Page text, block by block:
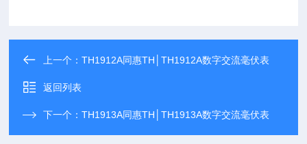
上一个：TH1912A同惠TH│TH1912A数字交流毫伏表
返回列表
下一个：TH1913A同惠TH│TH1913A数字交流毫伏表